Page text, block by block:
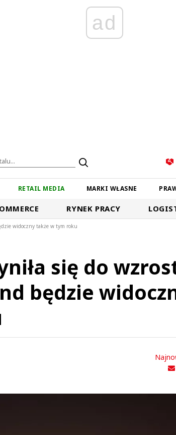
ad
RETAIL MEDIA MARKI WŁASNE
RYNEK PRACY
widoczny także w tym roku
się do
będzie